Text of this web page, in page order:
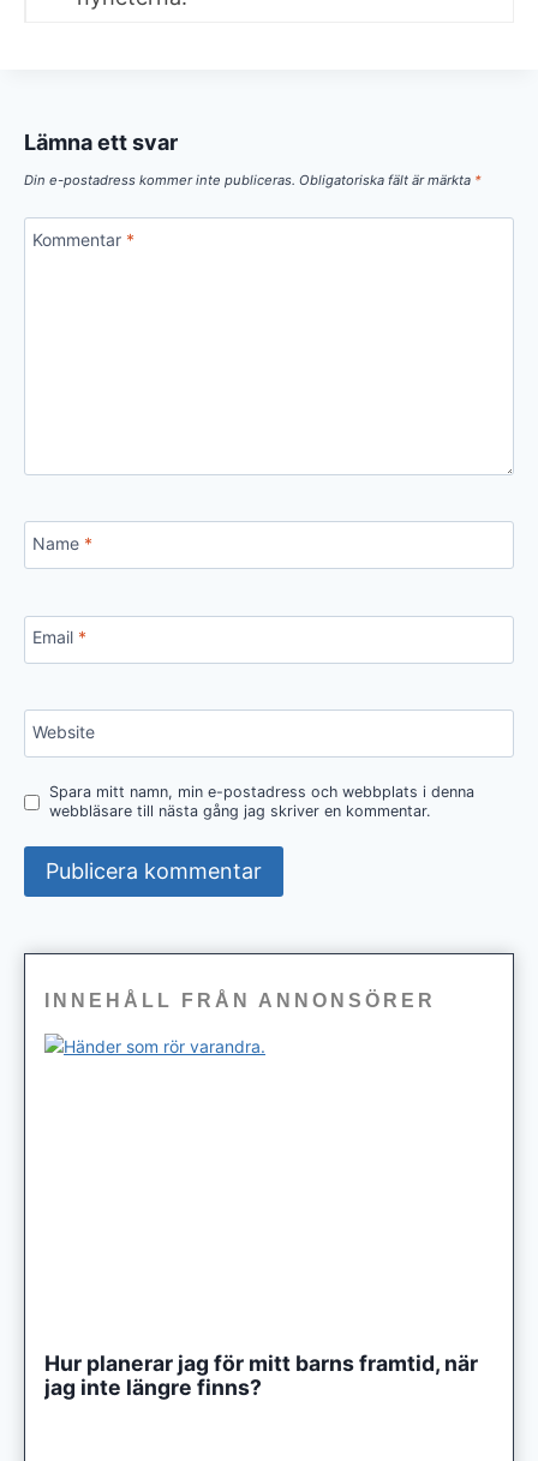
Lämna ett svar
Din e-postadress kommer inte publiceras. Obligatoriska fält är märkta *
Kommentar *
Name *
Email *
Website
Spara mitt namn, min e-postadress och webbplats i denna
webbläsare till nästa gång jag skriver en kommentar.
INNEHÅLL FRÅN ANNONSÖRER
Hur planerar jag för mitt barns framtid, när
jag inte längre finns?